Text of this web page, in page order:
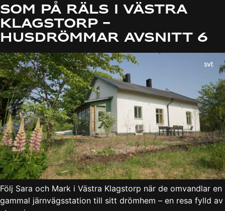
Som på räls i Västra
Klagstorp –
Husdrömmar avsnitt 6
Följ Sara och Mark i Västra Klagstorp när de omvandlar en
gammal järnvägsstation till sitt drömhem – en resa fylld av